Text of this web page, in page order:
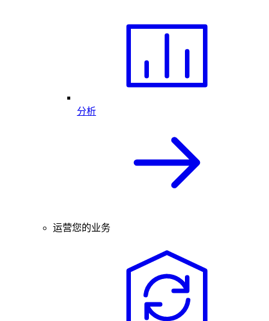
分析
运营您的业务